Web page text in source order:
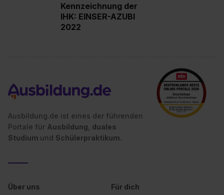
Kennzeichnung der
IHK: EINSER-AZUBI
2022
Ausbildung.de ist eines der führenden
Portale für Ausbildung, duales
Studium und Schülerpraktikum.
Über uns Für dich